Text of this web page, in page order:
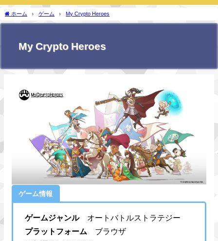
ホーム ゲーム My Crypto Heroes
My Crypto Heroes
ゲーム情報
ゲームジャンルオートバトルストラテジー
プラットフォーム ブラウザ